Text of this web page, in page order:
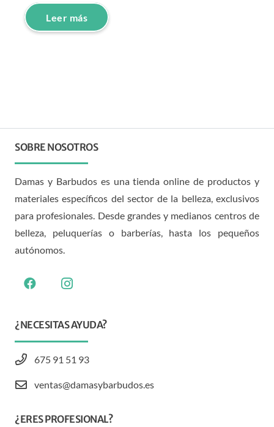
Leer más
SOBRE NOSOTROS
Damas y Barbudos es una tienda online de productos y
materiales específicos del sector de la belleza, exclusivos
para profesionales. Desde grandes y medianos centros de
belleza, peluquerías o barberías, hasta los pequeños
autónomos.
¿NECESITAS AYUDA?
675 91 51 93
ventas@damasybarbudos.es
¿ERES PROFESIONAL?